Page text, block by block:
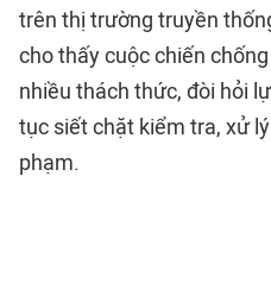
trên thị trường truyền
cho thấy cuộc chiến
nhiều thách thức, đòi hỏi
tục siết chặt kiểm tra, xử
phạm.